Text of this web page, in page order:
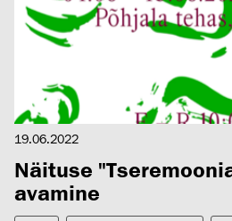
19.06.2022
Näituse
avamine